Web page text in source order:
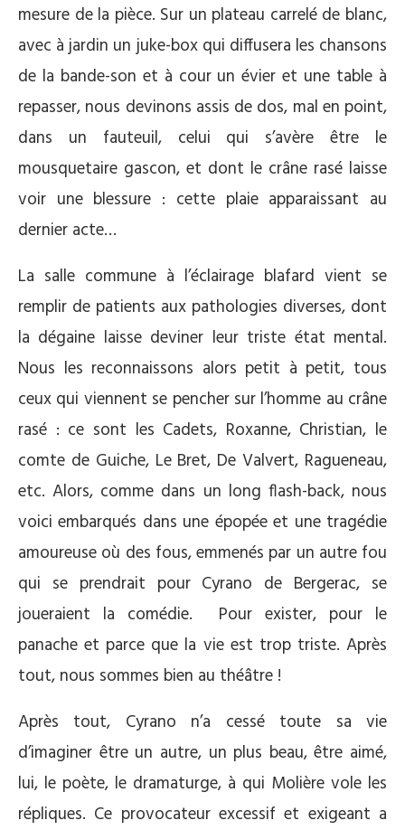
mesure de la pièce. Sur un plateau carrelé de blanc,
avec à jardin un juke-box qui diffusera les chansons
de la bande-son et à cour un évier et une table à
repasser, nous devinons assis de dos, mal en point,
dans un fauteuil, celui qui s’avère être le
mousquetaire gascon, et dont le crâne rasé laisse
voir une blessure : cette plaie apparaissant au
dernier acte…
La salle commune à l’éclairage blafard vient se
remplir de patients aux pathologies diverses, dont
la dégaine laisse deviner leur triste état mental.
Nous les reconnaissons alors petit à petit, tous
ceux qui viennent se pencher sur l’homme au crâne
rasé : ce sont les Cadets, Roxanne, Christian, le
comte de Guiche, Le Bret, De Valvert, Ragueneau,
etc. Alors, comme dans un long flash-back, nous
voici embarqués dans une épopée et une tragédie
amoureuse où des fous, emmenés par un autre fou
qui se prendrait pour Cyrano de Bergerac, se
joueraient la comédie. Pour exister, pour le
panache et parce que la vie est trop triste. Après
tout, nous sommes bien au théâtre !
Après tout, Cyrano n’a cessé toute sa vie
d’imaginer être un autre, un plus beau, être aimé,
lui, le poète, le dramaturge, à qui Molière vole les
répliques. Ce provocateur excessif et exigeant a